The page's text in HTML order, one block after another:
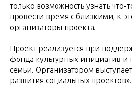
только возможность узнать что-
провести время с близкими, к
организаторы проекта.
Проект реализуется при
фонда культурных инициатив и
семьи. Организатором
развития социальных проектов».